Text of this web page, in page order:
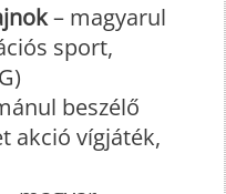
– magyarul
sport,
beszélő
akció vígjáték,